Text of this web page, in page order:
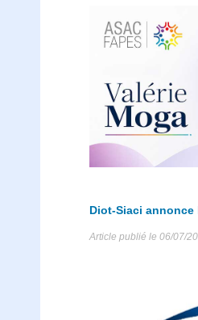
Diot-Siaci
Article publié le 06/07/